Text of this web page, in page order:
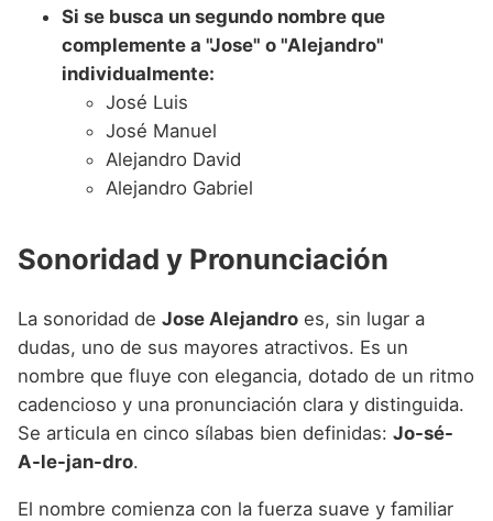
Si se busca un segundo nombre que
complemente a "Jose" o "Alejandro"
individualmente:
José Luis
José Manuel
Alejandro David
Alejandro Gabriel
Sonoridad y Pronunciación
La sonoridad de Jose Alejandro es, sin lugar a
dudas, uno de sus mayores atractivos. Es un
nombre que fluye con elegancia, dotado de un ritmo
cadencioso y una pronunciación clara y distinguida.
Se articula en cinco sílabas bien definidas: Jo-sé-
A-le-jan-dro.
El nombre comienza con la fuerza suave y familiar